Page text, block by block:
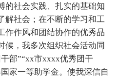
的社会实践、扎实的基础知
解社会；在不断的学习和工
作作风和团结协作的优秀品
候，我多次组织社会活动同
部”“xx市xxxx优秀团干
家一等助学金。使我深信自